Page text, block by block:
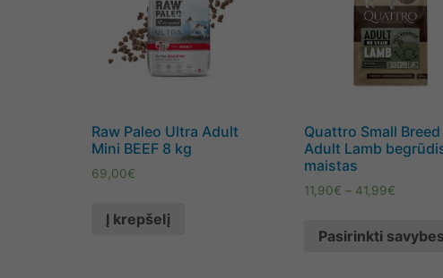
Raw Paleo Ultra Adult
Mini BEEF 8 kg
69,00€
Į krepšelį
Quattro Small Breed
Adult Lamb
maistas
11,90€ – 41,99€
Pasirinkti savybes